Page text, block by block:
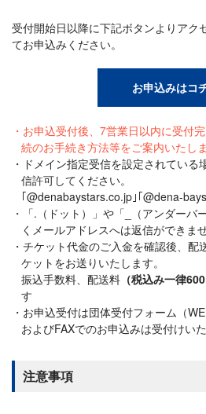
受付開始日以降に下記ボタンよりアク
てお申込みください。
お申込みはコ
お申込受付後、7営業日以内に受付
続のお手続き方法等をご案内いたし
ドメイン指定受信を設定されている
信許可してください。
｢@denabaystars.co.jp｣｢@dena-
「.（ドット）」や「_（アンダーバ
くメールアドレスへは返信ができま
チケット代金のご入金を確認後、配
ケットをお送りいたします。
振込手数料、配送料 （税込み一律600
す
お申込受付は団体受付フォーム（
およびFAXでのお申込みは受付けい
注意事項